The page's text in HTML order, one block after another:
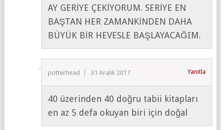
AY GERİYE ÇEKİYORUM. SERİYE EN
BAŞTAN HER ZAMANKİNDEN DAHA
BÜYÜK BİR HEVESLE BAŞLAYACAĞIM.
potterhead 31 Aralık 2017 Yanıtla
40 üzerinden 40 doğru tabii kitapları
en az 5 defa okuyan biri için doğal